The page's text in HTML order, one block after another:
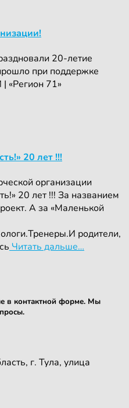
20-летие
при поддержке
«Регион 71»
20 лет !!!
организации
20 лет !!! За названием
А за «Маленькой
родители,
Читать дальше…
в контактной форме. Мы
г. Тула, улица